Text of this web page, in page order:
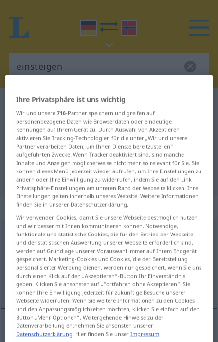
Deutsch-Norwegisch Wörterbuch
Deutsch-Norwegisch Übersetzung
für "einsteigen"
"einsteigen" Norwegisch
Übersetzung
„einsteigen“
einsteigen
Übersicht aller Übersetzungen
(Für mehr Details die Übersetzung anklicken/antippen)
stige inn, gå på
stigeinn,gåpå einsteigen
Ihre Privatsphäre ist uns wichtig
Wir und unsere716-Partner speichern und greifen auf
personenbezogene Daten wie Browserdaten oder eindeutige
Kennungen auf Ihrem Gerät zu. Durch Auswahl von Akzeptieren
aktivieren Sie Tracking-Technologien für die unter „Wir und unsere
Partner verarbeiten Daten, um Ihnen Dienste bereitzustellen“
aufgeführten Zwecke. Wenn Tracker deaktiviert sind, sind manche
Inhalte und Anzeigen möglicherweise nicht mehr so relevant für Sie. Sie
können dieses Menü jederzeit wieder aufrufen, um Ihre Einstellungen zu
ändern oder Ihre Einwilligung zu widerrufen, indem Sie auf den Link
Privatsphäre-Einstellungen am unteren Rand der Webseite klicken. Ihre
Einstellungen gelten innerhalb unseres Website. Weitere Informationen
finden Sie in unserer Datenschutzerklärung.
Wir verwenden Cookies, damit Sie unsere Webseite bestmöglich nutzen
und wir besser mit Ihnen kommunizieren können. Notwendige,
funktionale und statistische Cookies, die für den Betrieb der Webseite
und der statistischen Auswertung unserer Webseite erforderlich sind,
werden auf Grundlage unserer Vorauswahl immer auf Ihrem Endgerät
gespeichert. Marketing-Cookies und Cookies, die der Bereitstellung
personalisierter Werbung dienen, werden nur gespeichert, wenn Sie uns
durch einen Klick auf den „Akzeptieren“-Button Ihr Einverständnis
geben. Klicken Sie ansonsten auf „Fortfahren ohne Akzeptieren“. Sie
können Ihre Einwilligung jederzeit für zukünftige Besuche unserer
Webseite widerrufen. Wenn Sie weitere Informationen zu den Cookies
und den Anpassungsmöglichkeiten möchten, klicken Sie einfach auf den
Button „Mehr Optionen“. Weitergehende Hinweise zu der
Datenverarbeitung entnehmen Sie ansonsten unserer
Datenschutzerklärung. Hier finden Sie unserImpressum.